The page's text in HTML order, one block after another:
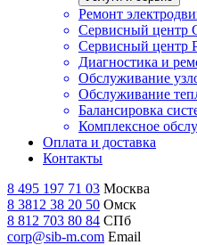
Ремонт
Сервисный центр
Сервисный центр
Диагностика и
Обслуживание
Обслуживание
Балансировка
Комплексное
Оплата и доставка
Контакты
8 495 197 71 03 Москва
8 3812 38 20 50 Омск
8 812 703 80 84 СПб
corp@sib-m.com Email